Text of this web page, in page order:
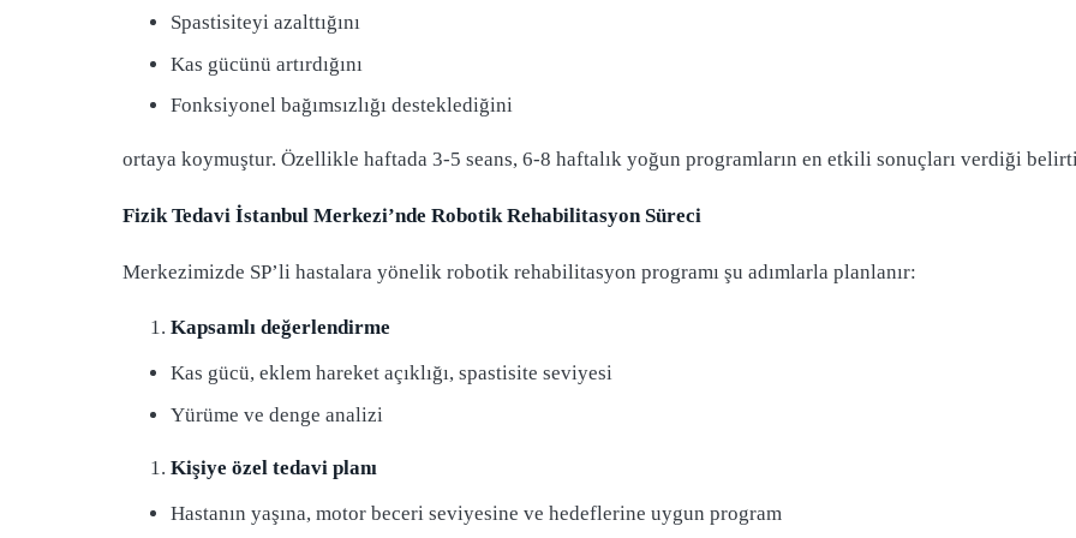
Spastisiteyi azalttığını
Kas gücünü artırdığını
Fonksiyonel bağımsızlığı desteklediğini
ortaya koymuştur. Özellikle haftada 3-5 seans, 6-8 haftalık yoğun programların en etkili sonuçları verdiği
Fizik Tedavi İstanbul Merkezi’nde Robotik Rehabilitasyon Süreci
Merkezimizde SP’li hastalara yönelik robotik rehabilitasyon programı şu adımlarla planlanır:
Kapsamlı değerlendirme
Kas gücü, eklem hareket açıklığı, spastisite seviyesi
Yürüme ve denge analizi
Kişiye özel tedavi planı
Hastanın yaşına, motor beceri seviyesine ve hedeflerine uygun program